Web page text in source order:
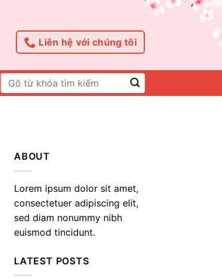
Liên hệ với chúng tôi
Tìm
kiếm:
ABOUT
Lorem ipsum dolor sit amet,
consectetuer adipiscing elit,
sed diam nonummy nibh
euismod tincidunt.
LATEST POSTS